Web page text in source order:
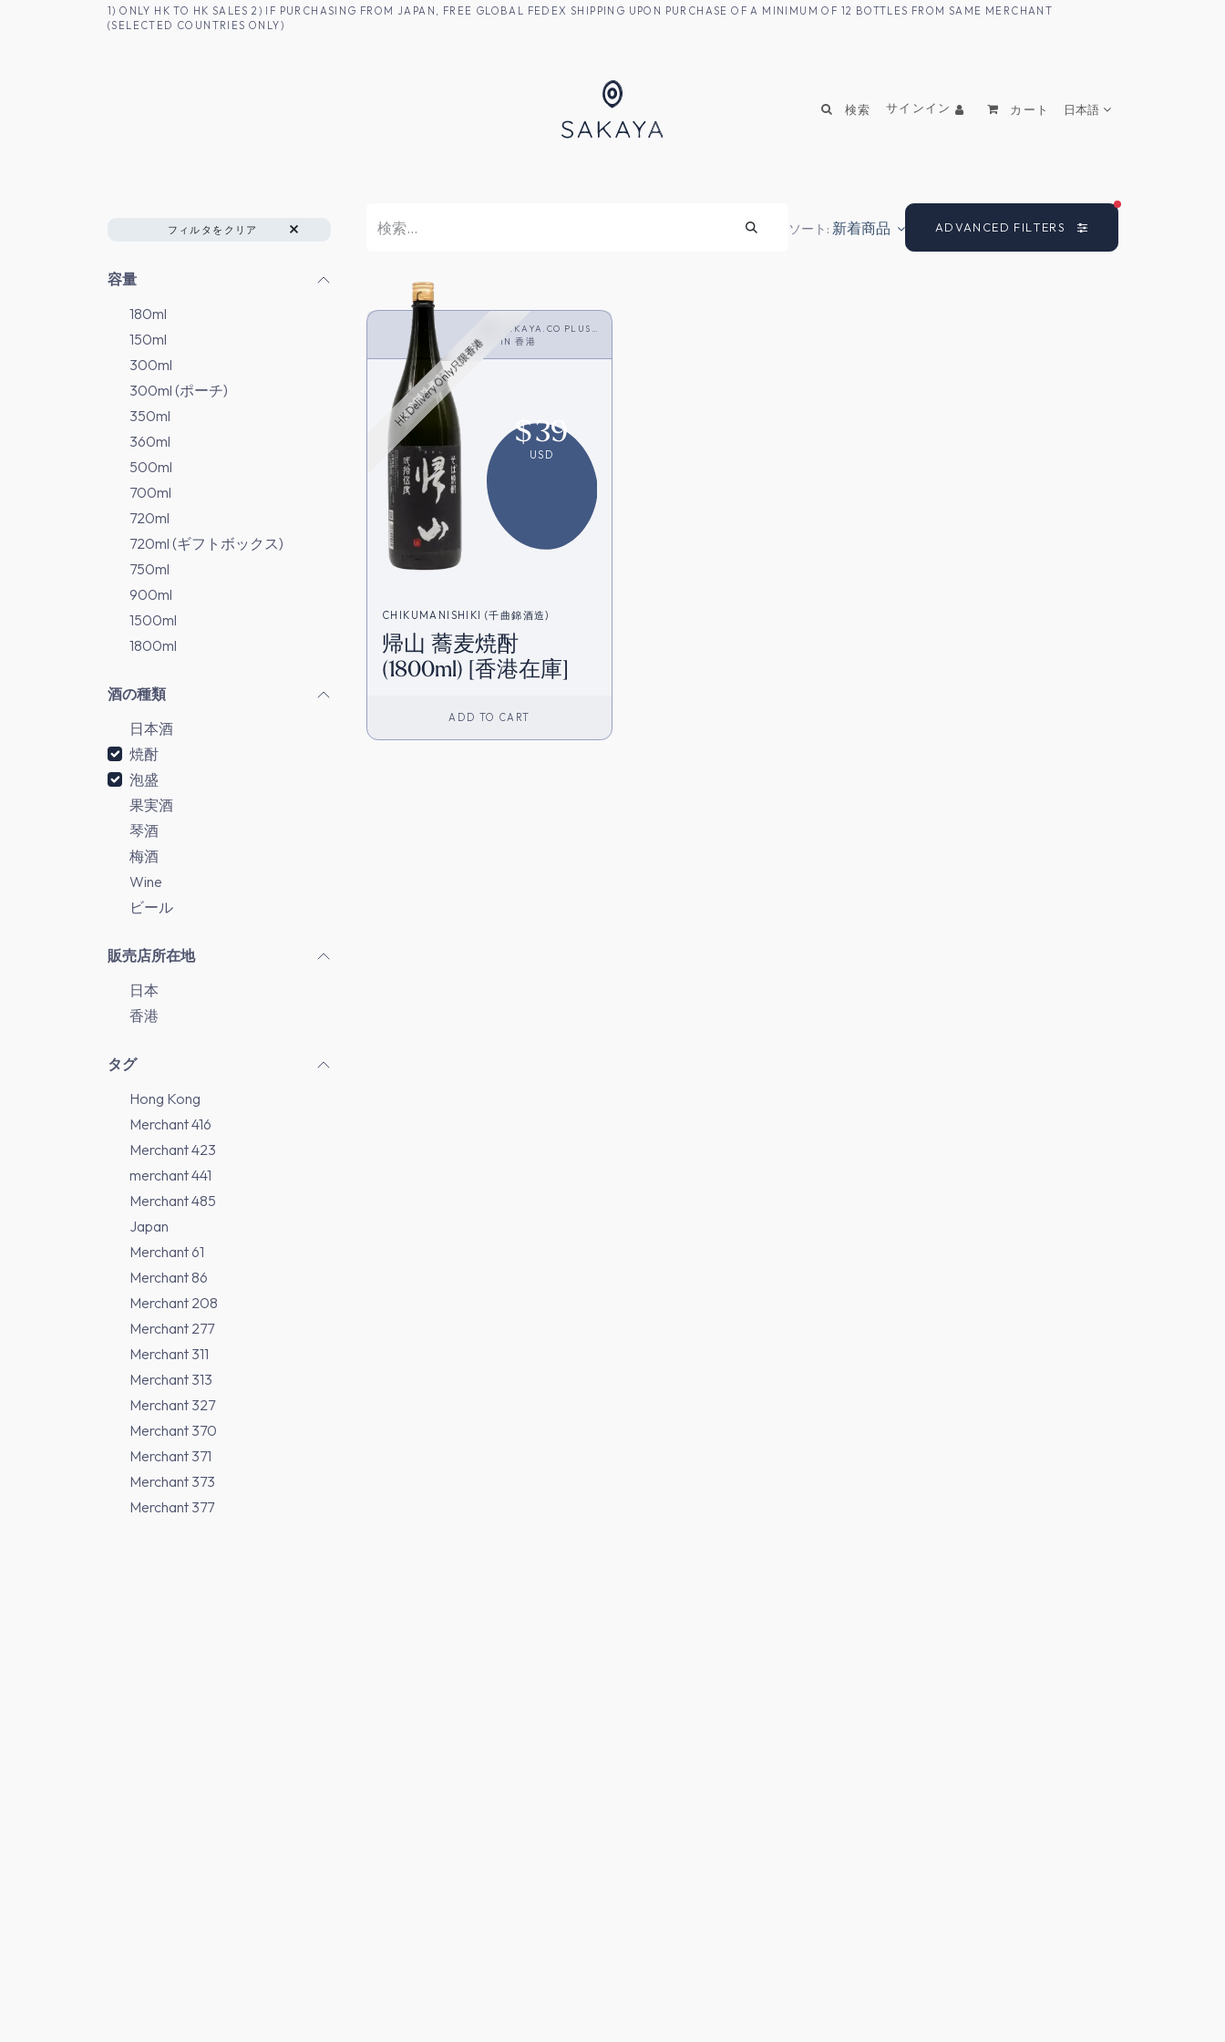
コンテンツへスキップ1) ONLY HK TO HK SALES 2) IF PURCHASING FROM JAPAN, FREE GLOBAL FEDEX SHIPPING UPON PURCHASE OF A MINIMUM OF 12 BOTTLES FROM SAME MERCHANT
(SELECTED COUNTRIES ONLY)
検索 サインイン カート 日本語
フィルタをクリア
容量
180ml
150ml
300ml
300ml (ポーチ)
350ml
360ml
500ml
700ml
720ml
720ml (ギフトボックス)
750ml
900ml
1500ml
1800ml
酒の種類
日本酒
焼酎
泡盛
果実酒
琴酒
梅酒
Wine
ビール
販売店所在地
日本
香港
タグ
Hong Kong
Merchant 416
Merchant 423
merchant 441
Merchant 485
Japan
Merchant 61
Merchant 86
Merchant 208
Merchant 277
Merchant 311
Merchant 313
Merchant 327
Merchant 370
Merchant 371
Merchant 373
Merchant 377
ソート: 新着商品 ADVANCED FILTERS
FILTERS ACTIVE
SAKAYA.CO PLUS
<SHOCHU>
IN香港
HK Delivery Only只限香港
$39
USD
CHIKUMANISHIKI (千曲錦酒造)
帰山 蕎麦焼酎
(1800ml) [香港在庫]
ADD TO CART